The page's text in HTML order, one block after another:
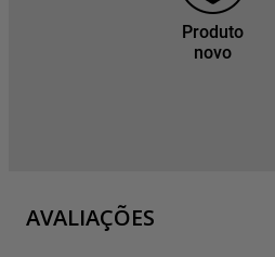
Produto
novo
AVALIAÇÕES